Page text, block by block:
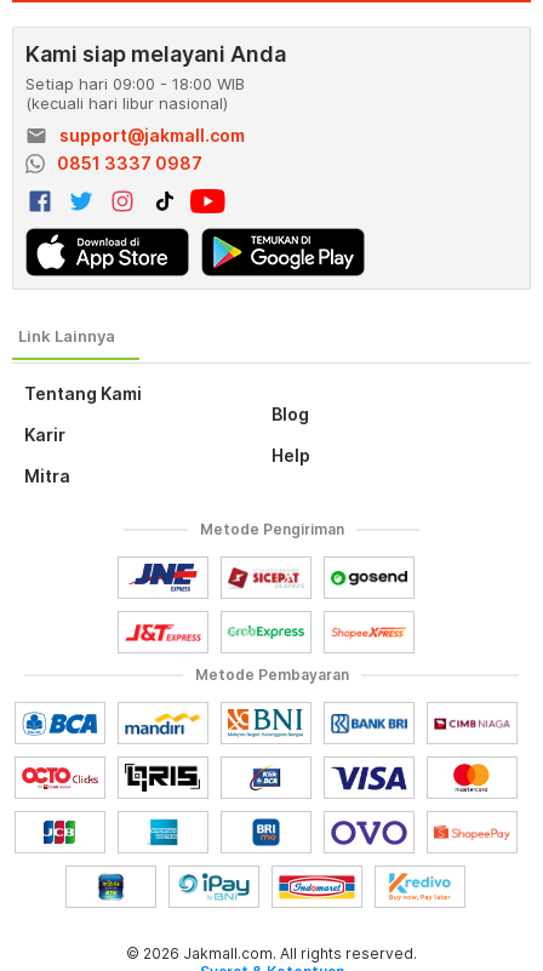
Tentang Kami
Karir
Mitra
Blog
Help
Kami siap melayani Anda
Setiap hari 09:00 - 18:00 WIB
(kecuali hari libur nasional)
email
support@jakmall.com
0851 3337 0987
Metode Pembayaran
Metode Pengiriman
© 2026 Jakmall.com. All rights reserved.